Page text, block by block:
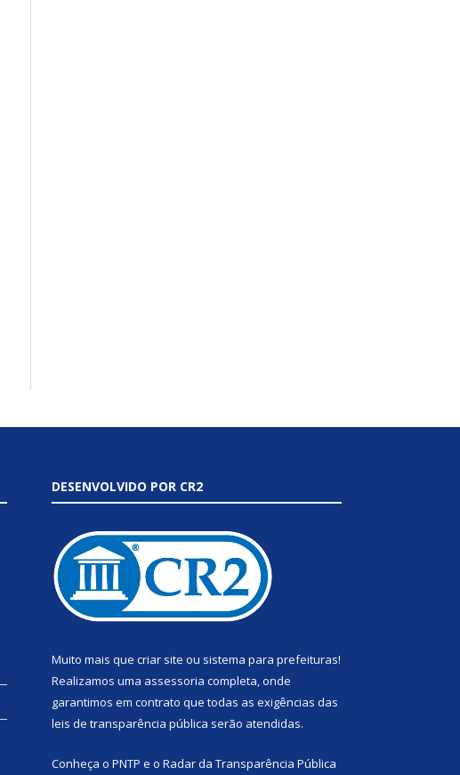
DESENVOLVIDO POR CR2
Muito mais que criar site ou sistema para prefeituras!
Realizamos uma assessoria completa, onde
garantimos em contrato que todas as exigências das
leis de transparência pública serão atendidas.
Conheça o PNTP e o Radar da Transparência Pública